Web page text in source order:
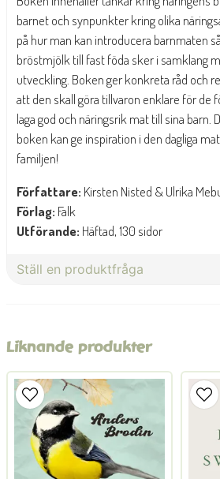
barnet och synpunkter kring olika
på hur man kan introducera barnmaten
bröstmjölk till fast föda sker i samklang
utveckling. Boken ger konkreta råd och
att den skall göra tillvaron enklare för de
laga god och näringsrik mat till sina barn.
boken kan ge inspiration i den dagliga
familjen!
Författare: Kirsten Nisted & Ulrika
Förlag: Falk
Utförande: Häftad, 130 sidor
Ställ en produktfråga
name
Namn
emailMejladress
Liknande produkter